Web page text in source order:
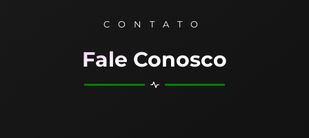
CONTATO
Fale Conosco